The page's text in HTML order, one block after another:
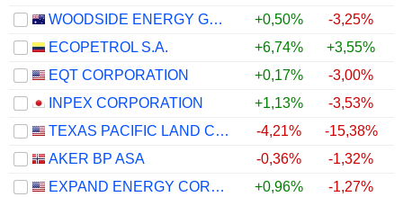
WOODSIDE ENERGY GROUP LTD
+0,50% -3,25%
ECOPETROL S.A.
+6,74% +3,55%
EQT CORPORATION
+0,17% -3,00%
INPEX CORPORATION
+1,13% -3,53%
TEXAS PACIFIC LAND CORPORATION
-4,21% -15,38%
AKER BP ASA
-0,36% -1,32%
EXPAND ENERGY CORPORATION
+0,96% -1,27%